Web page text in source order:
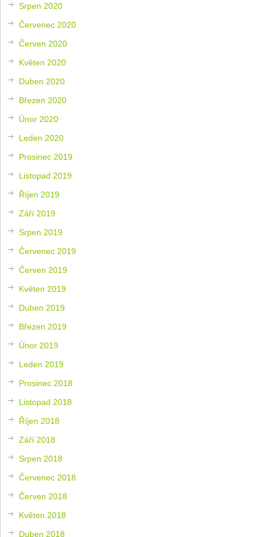
Srpen 2020
Červenec 2020
Červen 2020
Květen 2020
Duben 2020
Březen 2020
Únor 2020
Leden 2020
Prosinec 2019
Listopad 2019
Říjen 2019
Září 2019
Srpen 2019
Červenec 2019
Červen 2019
Květen 2019
Duben 2019
Březen 2019
Únor 2019
Leden 2019
Prosinec 2018
Listopad 2018
Říjen 2018
Září 2018
Srpen 2018
Červenec 2018
Červen 2018
Květen 2018
Duben 2018